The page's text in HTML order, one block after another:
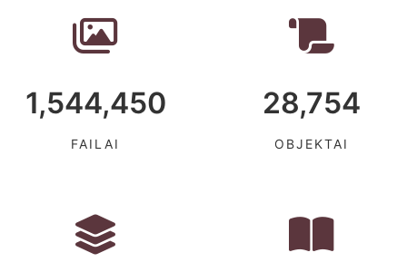
1,544,450
FAILAI
28,754
OBJEKTAI